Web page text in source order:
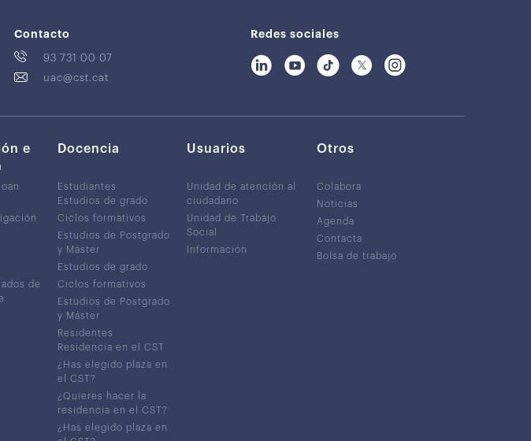
Contacto
93 731 00 07
uac@cst.cat
Redes sociales
e
de
Docencia
Estudiantes
Estudios de grado
Ciclos formativos
Estudios de Postgrado
y Máster
Estudios de grado
Ciclos formativos
Estudios de Postgrado
y Máster
Residentes
Residencia en el CST
¿Has elegido plaza en
el CST?
¿Quieres hacer la
residencia en el CST?
¿Has elegido plaza en
Usuarios
Unidad de atención al
ciudadano
Unidad de Trabajo
Social
Información
Otros
Colabora
Noticias
Agenda
Contacta
Bolsa de trabajo